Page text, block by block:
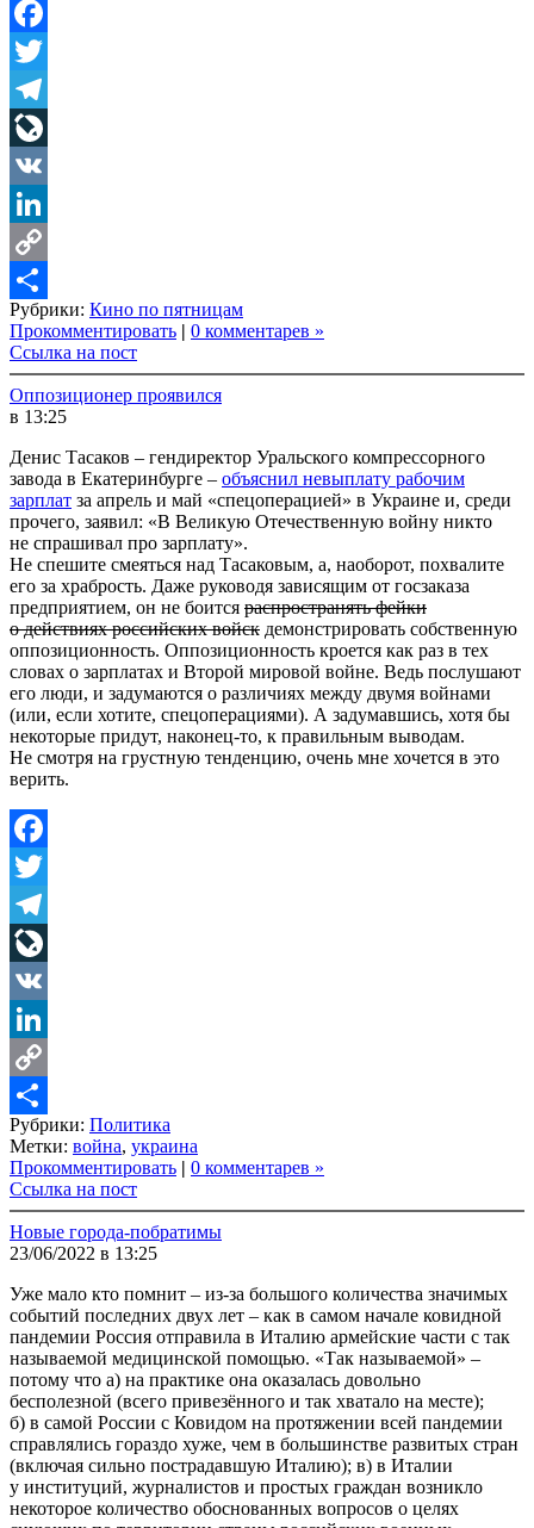
Facebook
Twitter
Telegram
LiveJournal
VK
LinkedIn
Copy
Link
Share
Рубрики: Кино по пятницам
Прокомментировать | 0 комментарев »
Ссылка на пост
Оппозиционер проявился
в 13:25
Денис Тасаков – гендиректор Уральского компрессорного
завода в Екатеринбурге – объяснил невыплату рабочим
зарплат за апрель и май «спецоперацией» в Украине и, среди
прочего, заявил: «В Великую Отечественную войну никто
не спрашивал про зарплату».
Не спешите смеяться над Тасаковым, а, наоборот, похвалите
его за храбрость. Даже руководя зависящим от госзаказа
предприятием, он не боится распространять фейки
о действиях российских войск демонстрировать собственную
оппозиционность. Оппозиционность кроется как раз в тех
словах о зарплатах и Второй мировой войне. Ведь послушают
его люди, и задумаются о различиях между двумя войнами
(или, если хотите, спецоперациями). А задумавшись, хотя бы
некоторые придут, наконец-то, к правильным выводам.
Не смотря на грустную тенденцию, очень мне хочется в это
верить.
Facebook
Twitter
Telegram
LiveJournal
VK
LinkedIn
Copy
Link
Share
Рубрики: Политика
Метки: война, украина
Прокомментировать | 0 комментарев »
Ссылка на пост
Новые города-побратимы
23/06/2022 в 13:25
Уже мало кто помнит – из-за большого количества значимых
событий последних двух лет – как в самом начале ковидной
пандемии Россия отправила в Италию армейские части с так
называемой медицинской помощью. «Так называемой» –
потому что а) на практике она оказалась довольно
бесполезной (всего привезённого и так хватало на месте);
б) в самой России с Ковидом на протяжении всей пандемии
справлялись гораздо хуже, чем в большинстве развитых стран
(включая сильно пострадавшую Италию); в) в Италии
у институций, журналистов и простых граждан возникло
некоторое количество обоснованных вопросов о целях